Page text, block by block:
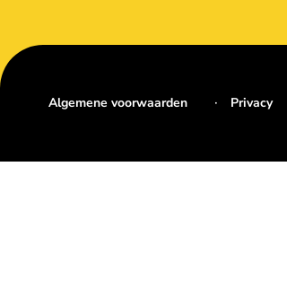
Algemene voorwaarden Privacy